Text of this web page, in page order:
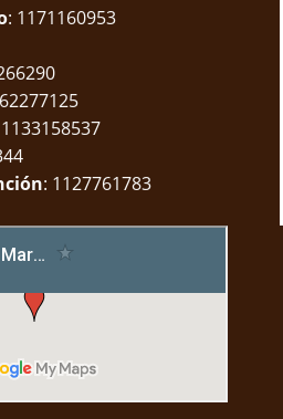
: 1171160953
: 1127761783